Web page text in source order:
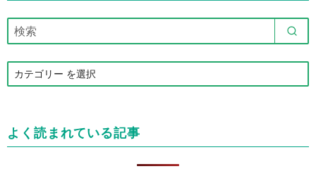
テ
ー
よく読まれている記事